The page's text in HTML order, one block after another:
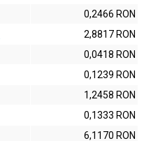
0,2466 RON
2,8817 RON
0,0418 RON
0,1239 RON
1,2458 RON
0,1333 RON
6,1170 RON